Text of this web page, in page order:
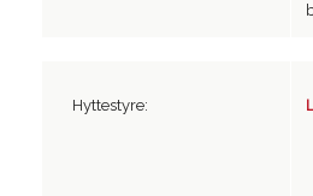
Hyttestyre: